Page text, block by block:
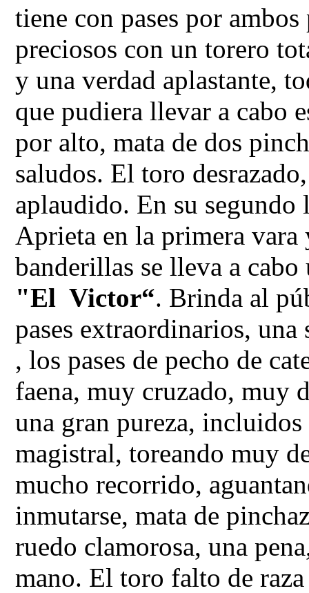
tiene con pases por
preciosos con un torero
y una verdad aplastante,
que pudiera llevar a cabo
por alto, mata de dos
saludos. El toro
aplaudido. En su segundo
Aprieta en la primera
banderillas se lleva a
"El Victor“. Brinda al
pases extraordinarios,
, los pases de pecho de
faena, muy cruzado, muy
una gran pureza,
magistral, toreando muy
mucho recorrido,
inmutarse, mata de
ruedo clamorosa, una
mano. El toro falto de